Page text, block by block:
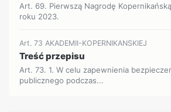
Art. 69. Pierwszą Nagrodę
roku 2023.
Art. 73 AKADEMII-KOPERNIKANSKIEJ
Treść przepisu
Art. 73. 1. W celu zapewnienia
publicznego podczas...